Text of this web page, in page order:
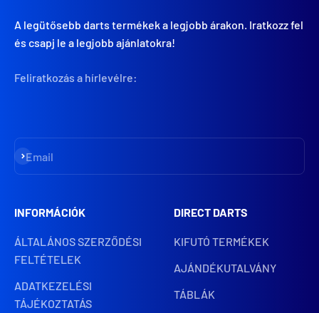
A legütősebb darts termékek a legjobb árakon. Iratkozz fel
és csapj le a legjobb ajánlatokra!
Feliratkozás a hírlevélre:
Email
Iratkozz fel
INFORMÁCIÓK
ÁLTALÁNOS SZERZŐDÉSI
FELTÉTELEK
ADATKEZELÉSI
TÁJÉKOZTATÁS
DIRECT DARTS
KIFUTÓ TERMÉKEK
AJÁNDÉKUTALVÁNY
TÁBLÁK